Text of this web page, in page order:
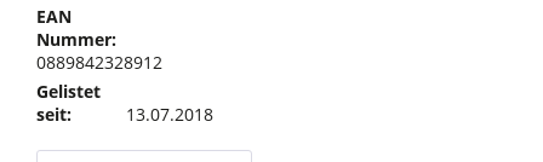
EAN
Nummer:
0889842328912
Gelistet
seit:
13.07.2018